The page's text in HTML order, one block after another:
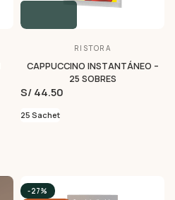
RISTORA
CAPPUCCINO INSTANTÁNEO –
25 SOBRES
S/ 44.50
25 Sachet
-27%